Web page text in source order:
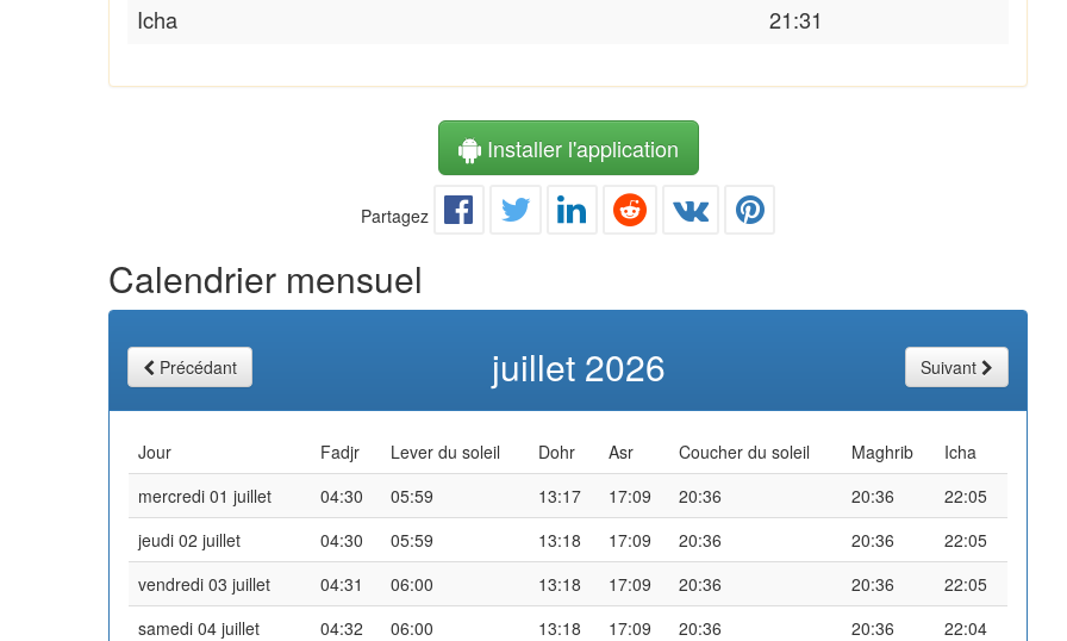
Icha
21:31
Installer l'application
Partagez
Calendrier mensuel
Précédant juillet 2026 Suivant
Jour Fadjr Lever du soleil Dohr Asr Coucher du soleil Maghrib
Icha
mercredi 01 juillet
04:30 05:59 13:17 17:09 20:36 20:36
22:05
jeudi 02 juillet
04:30 05:59 13:18 17:09 20:36 20:36
22:05
vendredi 03 juillet
04:31 06:00 13:18 17:09 20:36 20:36
22:05
samedi 04 juillet
04:32 06:00 13:18 17:09 20:36 20:36
22:04